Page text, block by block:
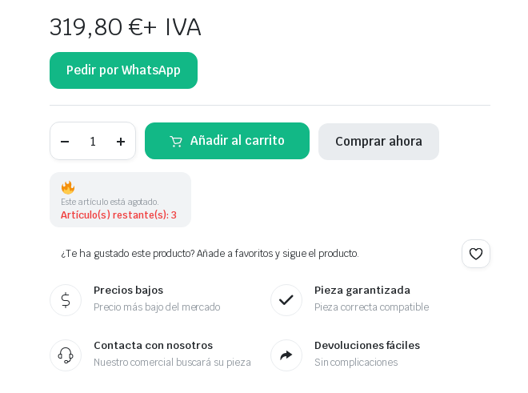
319,80€+ IVA
Pedir por WhatsApp
CERRADURA
cantidad
Añadir al carrito Comprar ahora
Este artículo está agotado.
Artículo(s) restante(s): 3
¿Te ha gustado este producto? Añade a favoritos y sigue el producto.
Precios bajos
Precio más bajo del mercado
Pieza garantizada
Pieza correcta compatible
Contacta con nosotros
Nuestro comercial buscará su pieza
Devoluciones fáciles
Sin complicaciones